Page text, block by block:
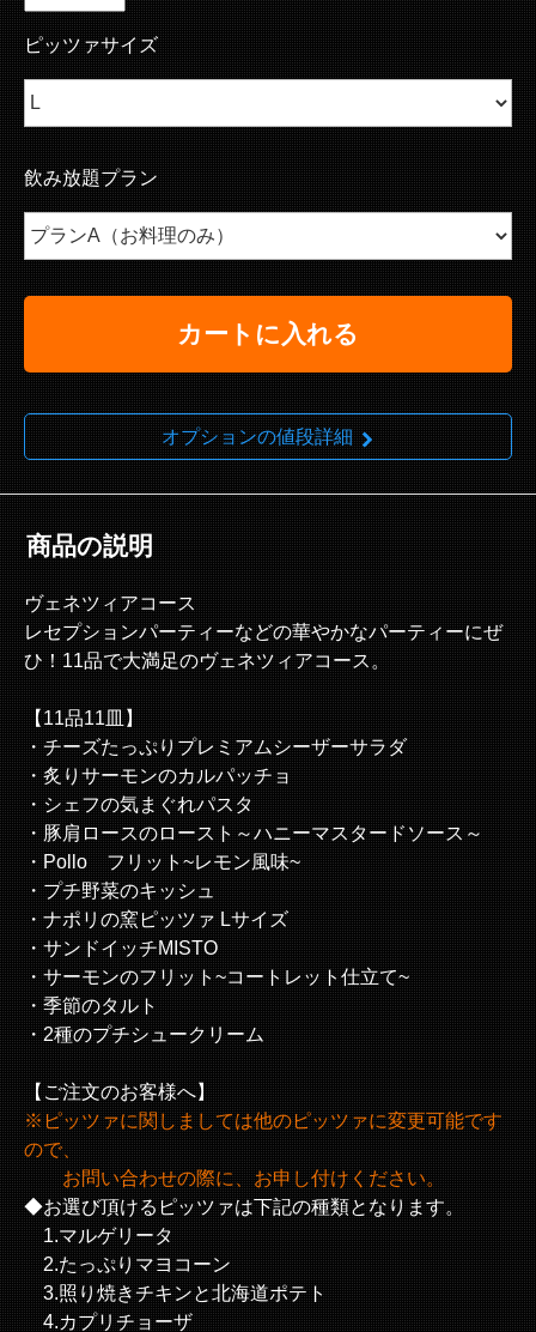
ピッツァサイズ
飲み放題プラン
カートに入れる
オプションの値段詳細
商品の説明
ヴェネツィアコース
レセプションパーティーなどの華やかなパーティーにぜ
ひ！11品で大満足のヴェネツィアコース。
【11品11皿】
・チーズたっぷりプレミアムシーザーサラダ
・炙りサーモンのカルパッチョ
・シェフの気まぐれパスタ
・豚肩ロースのロースト～ハニーマスタードソース～
・Pollo フリット~レモン風味~
・プチ野菜のキッシュ
・ナポリの窯ピッツァ Lサイズ
・サンドイッチMISTO
・サーモンのフリット~コートレット仕立て~
・季節のタルト
・2種のプチシュークリーム
【ご注文のお客様へ】
※ピッツァに関しましては他のピッツァに変更可能です
ので、
お問い合わせの際に、お申し付けください。
◆お選び頂けるピッツァは下記の種類となります。
1.マルゲリータ
2.たっぷりマヨコーン
3.照り焼きチキンと北海道ポテト
4.カプリチョーザ